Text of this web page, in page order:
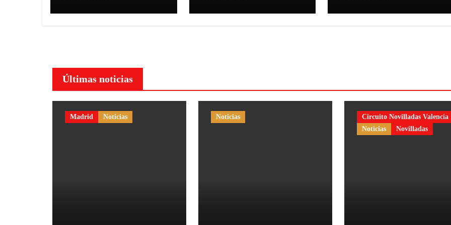
Últimas noticias
Madrid Noticias Noticias
Circuito Novilladas Valencia
Noticias
Novilladas